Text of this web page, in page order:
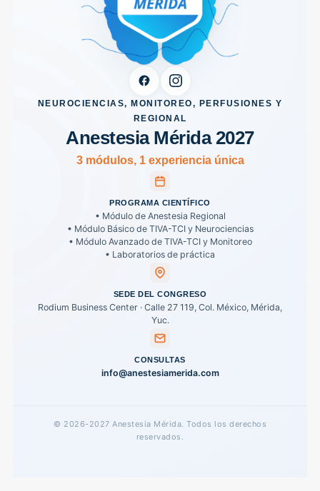
NEUROCIENCIAS, MONITOREO, PERFUSIONES Y
REGIONAL
Anestesia Mérida 2027
3 módulos, 1 experiencia única
PROGRAMA CIENTÍFICO
• Módulo de Anestesia Regional
• Módulo Básico de TIVA-TCI y Neurociencias
• Módulo Avanzado de TIVA-TCI y Monitoreo
• Laboratorios de práctica
SEDE DEL CONGRESO
Rodium Business Center · Calle 27 119, Col. México, Mérida,
Yuc.
CONSULTAS
info@anestesiamerida.com
© 2026-2027 Anestesia Mérida. Todos los derechos
reservados.